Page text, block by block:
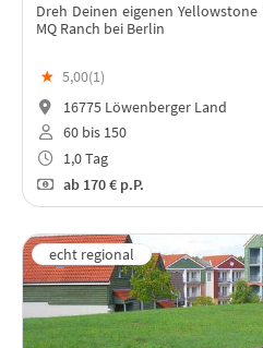
Dreh Deinen eigenen
MQ Ranch bei Berlin
★ 5,00(1)
16775 Löwenberger Land
60 bis 150
1,0 Tag
ab170 € p.P.